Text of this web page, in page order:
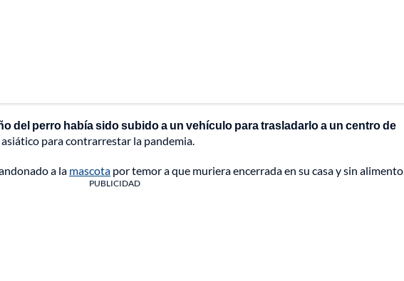
del perro había sido subido a un vehículo para trasladarlo a un centro de
para contrarrestar la pandemia.
a la mascota por temor a que muriera encerrada en su casa y sin
PUBLICIDAD